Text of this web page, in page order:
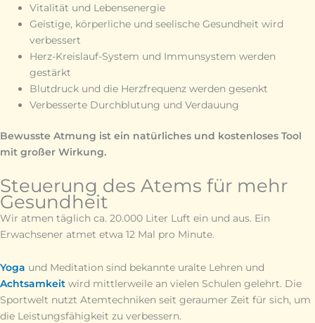
Vitalität und Lebensenergie
Geistige, körperliche und seelische Gesundheit wird
verbessert
Herz-Kreislauf-System und Immunsystem werden
gestärkt
Blutdruck und die Herzfrequenz werden gesenkt
Verbesserte Durchblutung und Verdauung
Bewusste Atmung ist ein natürliches und kostenloses Tool
mit großer Wirkung.
Steuerung des Atems für mehr
Gesundheit
Wir atmen täglich ca. 20.000 Liter Luft ein und aus. Ein
Erwachsener atmet etwa 12 Mal pro Minute.
Yoga und Meditation sind bekannte uralte Lehren und
Achtsamkeit wird mittlerweile an vielen Schulen gelehrt. Die
Sportwelt nutzt Atemtechniken seit geraumer Zeit für sich, um
die Leistungsfähigkeit zu verbessern.